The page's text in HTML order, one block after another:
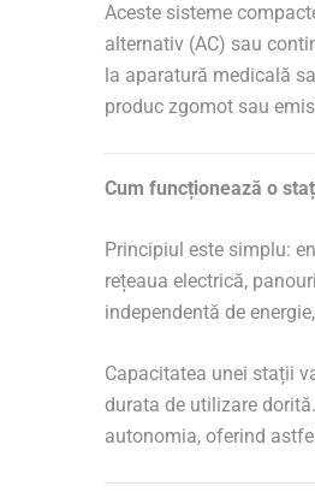
Aceste sisteme
alternativ (AC) sau
la aparatură medicală
produc zgomot sau
Cum funcționează o
Principiul este simplu:
rețeaua electrică,
independentă de
Capacitatea unei stații
durata de utilizare
autonomia, oferind